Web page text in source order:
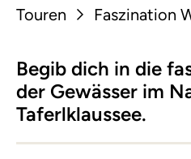
Touren Faszination
Begib dich in die
der Gewässer im
Taferlklaussee.